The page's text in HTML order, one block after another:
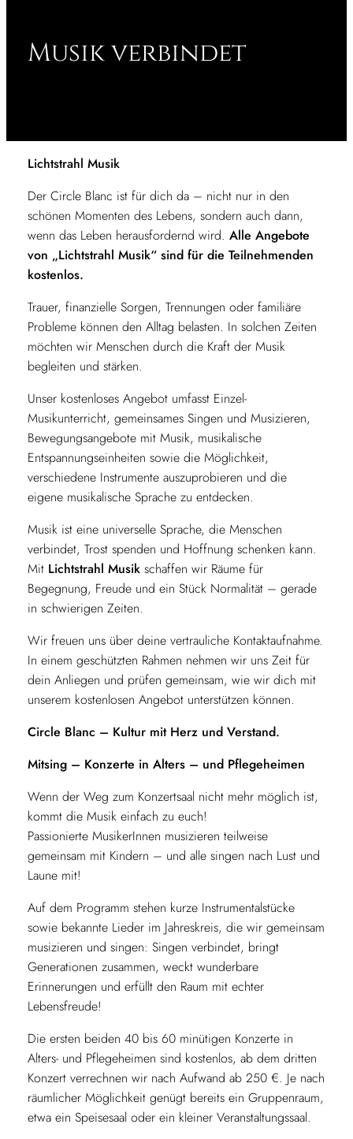
Musik verbindet
Lichtstrahl Musik
Der Circle Blanc ist für dich da – nicht nur in den
schönen Momenten des Lebens, sondern auch dann,
wenn das Leben herausfordernd wird. Alle Angebote
von „Lichtstrahl Musik“ sind für die Teilnehmenden
kostenlos.
Trauer, finanzielle Sorgen, Trennungen oder familiäre
Probleme können den Alltag belasten. In solchen Zeiten
möchten wir Menschen durch die Kraft der Musik
begleiten und stärken.
Unser kostenloses Angebot umfasst Einzel-
Musikunterricht, gemeinsames Singen und Musizieren,
Bewegungsangebote mit Musik, musikalische
Entspannungseinheiten sowie die Möglichkeit,
verschiedene Instrumente auszuprobieren und die
eigene musikalische Sprache zu entdecken.
Musik ist eine universelle Sprache, die Menschen
verbindet, Trost spenden und Hoffnung schenken kann.
Mit Lichtstrahl Musikschaffen wir Räume für
Begegnung, Freude und ein Stück Normalität – gerade
in schwierigen Zeiten.
Wir freuen uns über deine vertrauliche Kontaktaufnahme.
In einem geschützten Rahmen nehmen wir uns Zeit für
dein Anliegen und prüfen gemeinsam, wie wir dich mit
unserem kostenlosen Angebot unterstützen können.
Circle Blanc – Kultur mit Herz und Verstand.
Mitsing – Konzerte in Alters – und Pflegeheimen
Wenn der Weg zum Konzertsaal nicht mehr möglich ist,
kommt die Musik einfach zu euch!
Passionierte MusikerInnen musizieren teilweise
gemeinsam mit Kindern – und alle singen nach Lust und
Laune mit!
Auf dem Programm stehen kurze Instrumentalstücke
sowie bekannte Lieder im Jahreskreis, die wir gemeinsam
musizieren und singen: Singen verbindet, bringt
Generationen zusammen, weckt wunderbare
Erinnerungen und erfüllt den Raum mit echter
Lebensfreude!
Die ersten beiden 40 bis 60 minütigen Konzerte in
Alters- und Pflegeheimen sind kostenlos, ab dem dritten
Konzert verrechnen wir nach Aufwand ab 250 €. Je nach
räumlicher Möglichkeit genügt bereits ein Gruppenraum,
etwa ein Speisesaal oder ein kleiner Veranstaltungssaal.